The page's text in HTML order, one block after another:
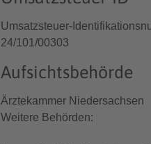
Umsatzsteuer-
24/101/00303
Aufsichtsbehörde
Ärztekammer Niedersachsen
Weitere Behörden: